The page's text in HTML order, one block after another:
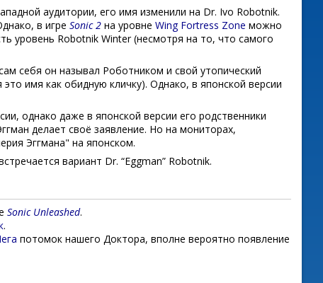
аудитории, его имя изменили на Dr. Ivo Robotnik.
в игре Sonic 2 на уровне Wing Fortress Zone можно
уровень Robotnik Winter (несмотря на то, что самого
себя он называл Роботником и свой утопический
имя как обидную кличку). Однако, в японской версии
однако даже в японской версии его родственники
делает своё заявление. Но на мониторах,
Эггмана" на японском.
вариант Dr. “Eggman” Robotnik.
Sonic Unleashed.
.
потомок нашего Доктора, вполне вероятно появление